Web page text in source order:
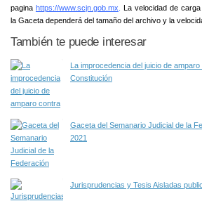
pagina https://www.scjn.gob.mx
La velocidad de
la Gaceta dependerá del tamaño del archivo y la
También te puede interesar
La improcedencia del juicio de
Constitución
Gaceta del Semanario Judicial de la
2021
Jurisprudencias y Tesis Aisladas